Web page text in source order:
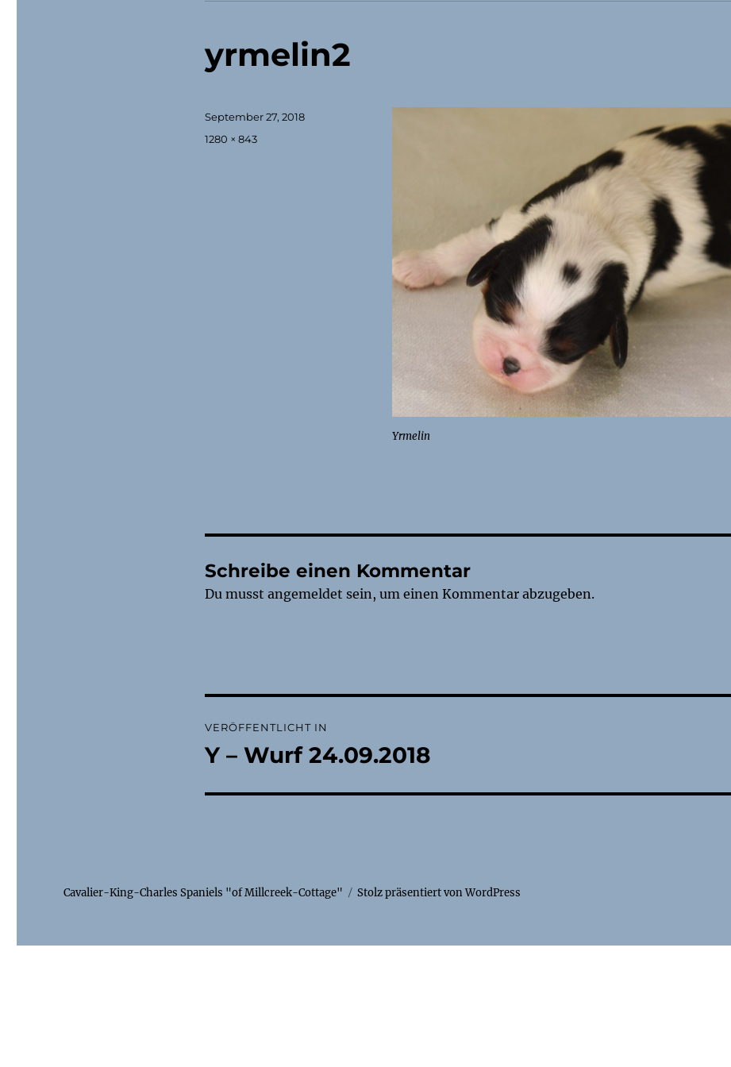
yrmelin2
Yrmelin
Veröffentlicht
am
September 27, 2018
Originalgröße
1280 × 843
Schreibe einen Kommentar
Du musst angemeldet sein, um einen Kommentar abzugeben.
VERÖFFENTLICHT IN
Y – Wurf 24.09.2018
Cavalier-King-Charles Spaniels "of Millcreek-Cottage" Stolz präsentiert von WordPress